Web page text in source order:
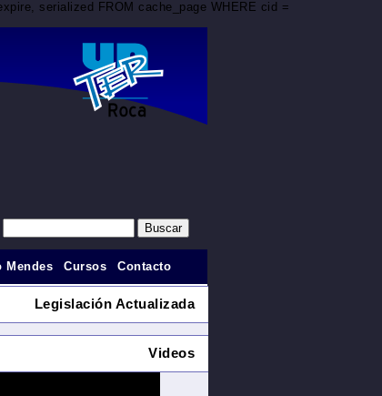
serialized FROM cache_page WHERE cid =
Mendes Cursos Contacto
Legislación Actualizada
Videos